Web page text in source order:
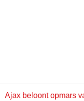
Ajax beloont opmars